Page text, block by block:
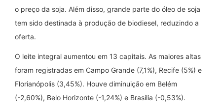
o preço da soja. Além disso, grande parte do óleo de soja
tem sido destinada à produção de biodiesel, reduzindo a
oferta.
O leite integral aumentou em 13 capitais. As maiores altas
foram registradas em Campo Grande (7,1%), Recife (5%) e
Florianópolis (3,45%). Houve diminuição em Belém
(-2,60%), Belo Horizonte (-1,24%) e Brasília (-0,53%).